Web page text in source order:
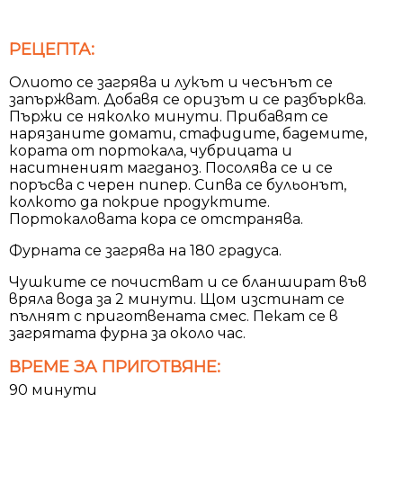
РЕЦЕПТА:
Олиото се загрява и лукът и чесънът се
запържват. Добавя се оризът и се разбърква.
Пържи се няколко минути. Прибавят се
нарязаните домати, стафидите, бадемите,
кората от портокала, чубрицата и
наситненият магданоз. Посолява се и се
поръсва с черен пипер. Сипва се бульонът,
колкото да покрие продуктите.
Портокаловата кора се отстранява.
Фурната се загрява на 180 градуса.
Чушките се почистват и се бланшират във
вряла вода за 2 минути. Щом изстинат се
пълнят с приготвената смес. Пекат се в
загрятата фурна за около час.
ВРЕМЕ ЗА ПРИГОТВЯНЕ:
90 минути